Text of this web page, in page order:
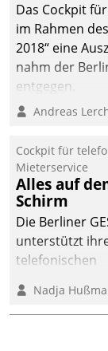
Das Cockpit
im Rahmen
2018“ eine
nahm der
entgegen.
Andreas
Cockpit für
Mieterservice
Alles auf
Schirm
Die Berliner
unterstützt
telefonischen
digitalen
passende
Nadja